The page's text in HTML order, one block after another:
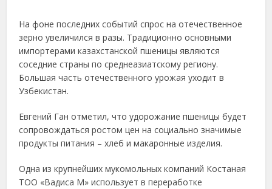
На фоне последних событий спрос на отечественное
зерно увеличился в разы. Традиционно основными
импортерами казахстанской пшеницы являются
соседние страны по среднеазиатскому региону.
Большая часть отечественного урожая уходит в
Узбекистан.
Евгений Ган отметил, что удорожание пшеницы будет
сопровождаться ростом цен на социально значимые
продукты питания – хлеб и макаронные изделия.
Одна из крупнейших мукомольных компаний Костаная
ТОО «Вадиса М» использует в переработке